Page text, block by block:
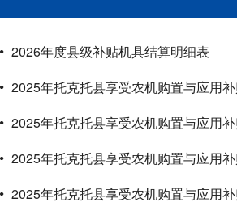
2026年度县级补贴机具结算明细表
2025年托克托县享受农机购置与应用
2025年托克托县享受农机购置与应用
2025年托克托县享受农机购置与应用
2025年托克托县享受农机购置与应用